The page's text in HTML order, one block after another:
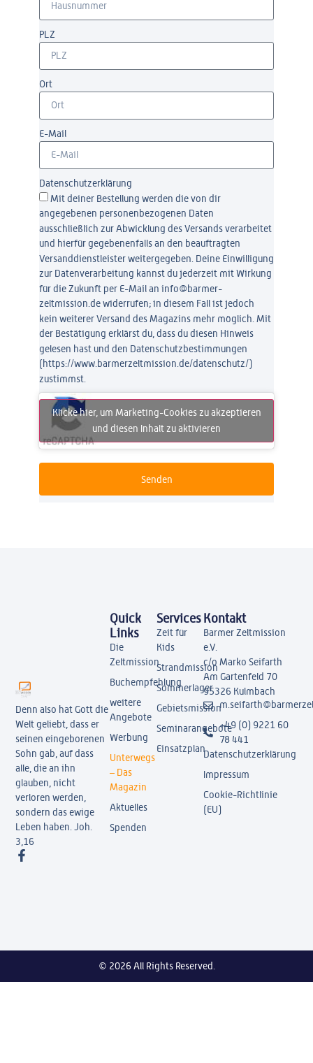
PLZ
Ort
E-Mail
Datenschutzerklärung
Mit deiner Bestellung werden die von dir
angegebenen personenbezogenen Daten
ausschließlich zur Abwicklung des Versands verarbeitet
und hierfür gegebenenfalls an den beauftragten
Versanddienstleister weitergegeben. Deine Einwilligung
zur Datenverarbeitung kannst du jederzeit mit Wirkung
für die Zukunft per E-Mail an info@barmer-
zeltmission.de widerrufen; in diesem Fall ist jedoch
kein weiterer Versand des Magazins mehr möglich. Mit
der Bestätigung erklärst du, dass du diesen Hinweis
gelesen hast und den Datenschutzbestimmungen
(https://www.barmerzeltmission.de/datenschutz/)
zustimmst.
Klicke hier, um Marketing-Cookies zu akzeptieren
und diesen Inhalt zu aktivieren
Senden
Denn also hat Gott die
Welt geliebt, dass er
seinen eingeborenen
Sohn gab, auf dass
alle, die an ihn
glauben, nicht
verloren werden,
sondern das ewige
Leben haben. Joh.
3,16
Services
Zeit für
Kids
Strandmission
Sommerlager
Gebietsmission
Seminarangebote
Einsatzplan
Quick
Links
Die
Zeltmission
Buchempfehlung
weitere
Angebote
Werbung
Unterwegs
– Das
Magazin
Aktuelles
Spenden
Kontakt
Barmer Zeltmission
e.V.
c/o Marko Seifarth
Am Gartenfeld 70
95326 Kulmbach
+49 (0) 9221 60
78 441
Datenschutzerklärung
Impressum
Cookie-Richtlinie
(EU)
© 2026 All Rights Reserved.